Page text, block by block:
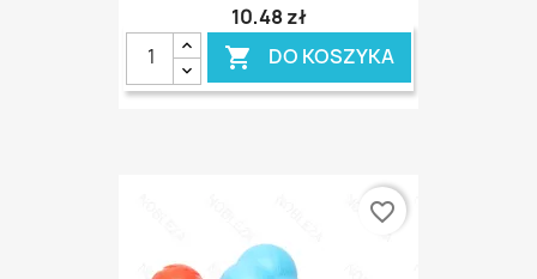
10,48 zł
 DO KOSZYKA
favorite_border